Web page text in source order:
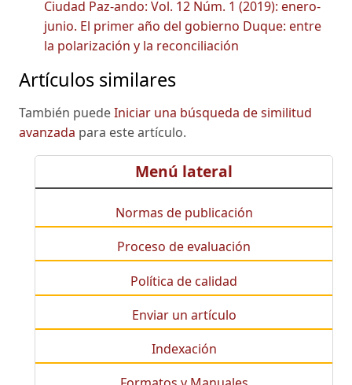
Ciudad Paz-ando: Vol. 12 Núm. 1 (2019): enero-
junio. El primer año del gobierno Duque: entre
la polarización y la reconciliación
Artículos similares
También puedeIniciar una búsqueda de similitud
avanzada para este artículo.
Menú lateral
Normas de publicación
Proceso de evaluación
Política de calidad
Enviar un artículo
Indexación